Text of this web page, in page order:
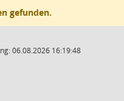
gefunden.
06.08.2026 16:19:48